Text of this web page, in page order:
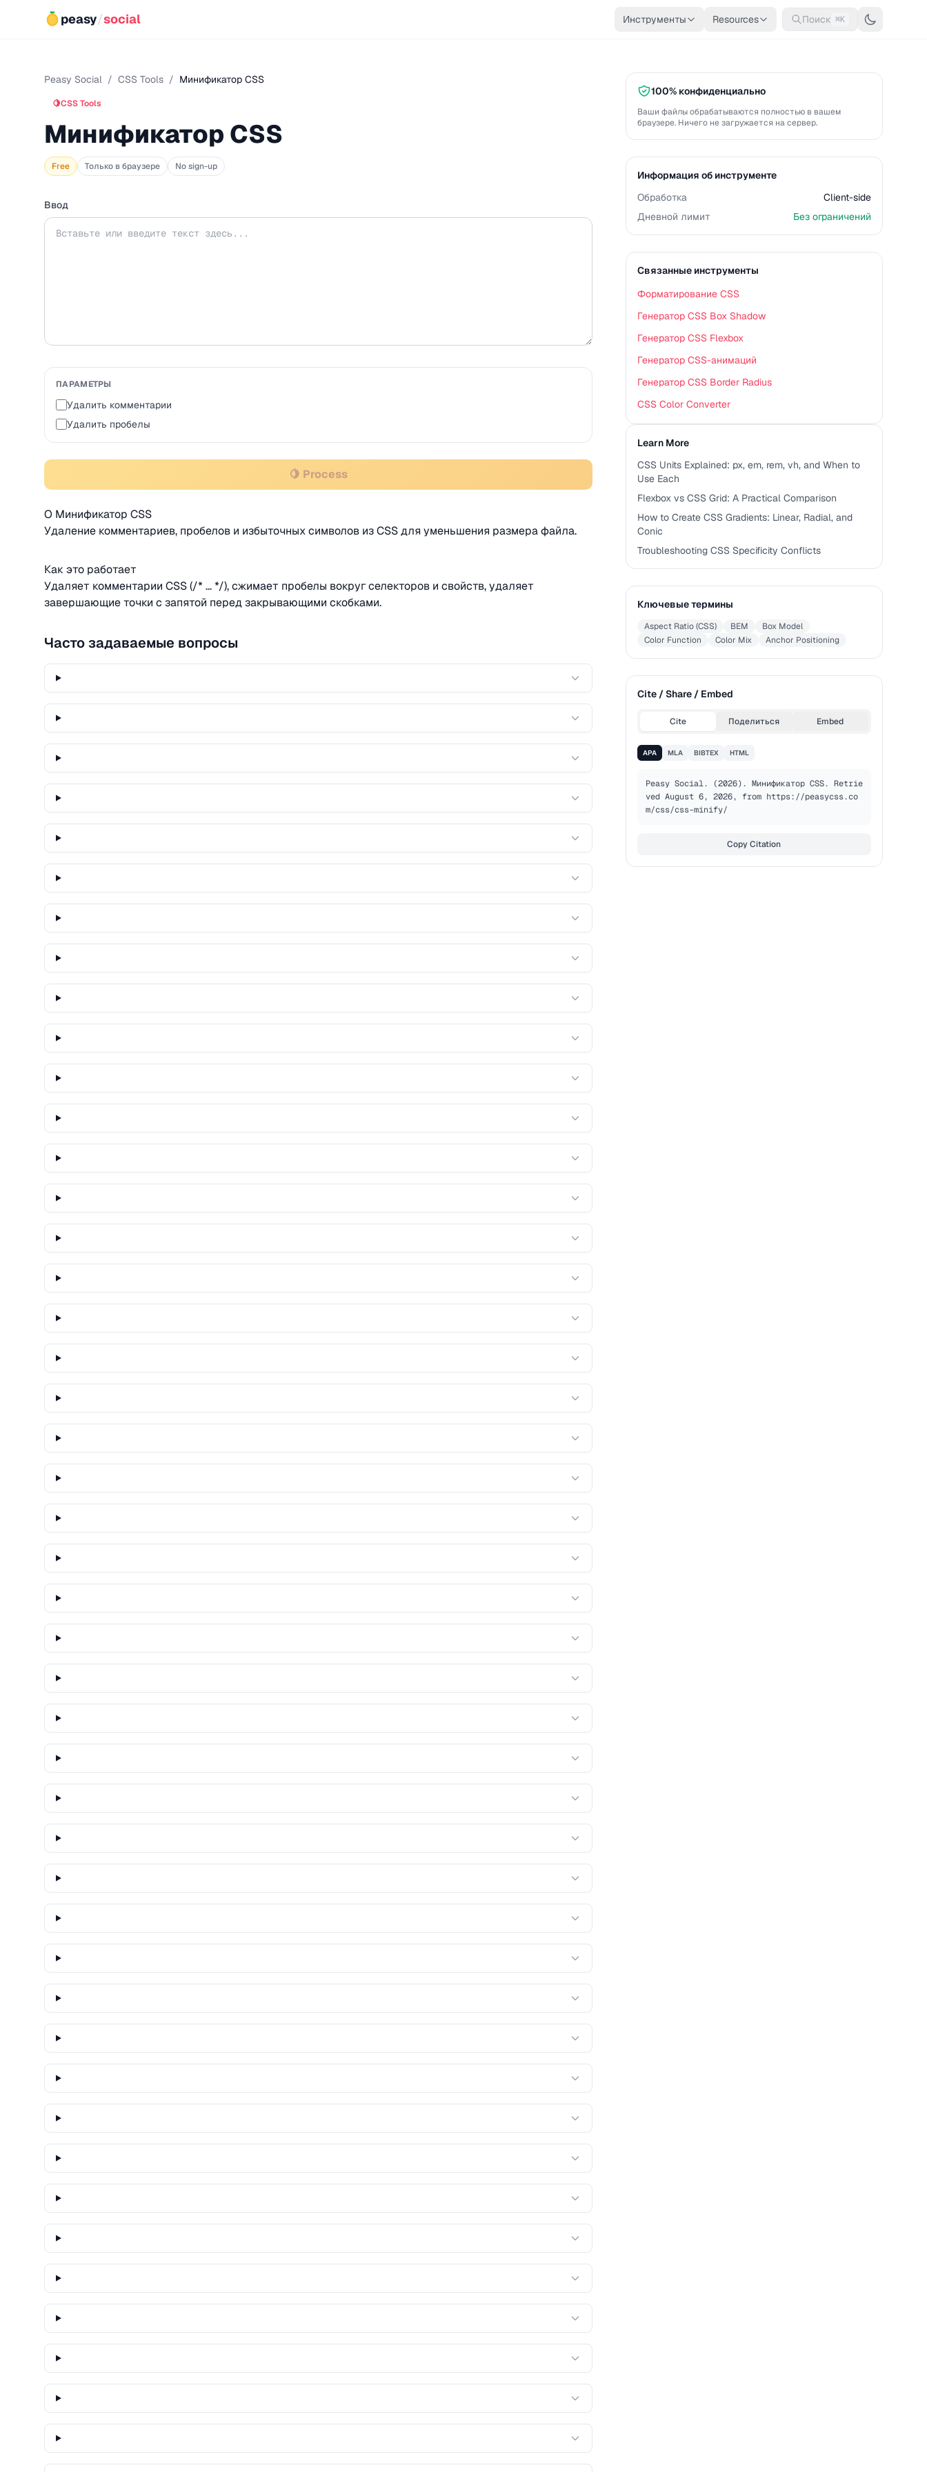
peasy/social Инструменты Resources Поиск ⌘K
Peasy Social / CSS Tools / Минификатор CSS
🍋CSS Tools
Минификатор CSS
Free Только в браузере No sign-up
Ввод
ПАРАМЕТРЫ
Удалить комментарии
Удалить пробелы
🍋 Process
О Минификатор CSS
Удаление комментариев, пробелов и избыточных символов из CSS для уменьшения размера файла.
Как это работает
Удаляет комментарии CSS (/* ... */), сжимает пробелы вокруг селекторов и свойств, удаляет
завершающие точки с запятой перед закрывающими скобками.
Часто задаваемые вопросы
100% конфиденциально
Ваши файлы обрабатываются полностью в вашем
браузере. Ничего не загружается на сервер.
Информация об инструменте
Обработка
Client-side
Дневной лимит
Без ограничений
Связанные инструменты
Форматирование CSS
Генератор CSS Box Shadow
Генератор CSS Flexbox
Генератор CSS-анимаций
Генератор CSS Border Radius
CSS Color Converter
Learn More
CSS Units Explained: px, em, rem, vh, and When to
Use Each
Flexbox vs CSS Grid: A Practical Comparison
How to Create CSS Gradients: Linear, Radial, and
Conic
Troubleshooting CSS Specificity Conflicts
Ключевые термины
Aspect Ratio (CSS) BEM
Box Model
Color Function
Color Mix Anchor Positioning
Cite / Share / Embed
Cite Поделиться Embed
APA MLA BIBTEX HTML
Peasy Social. (2026). Минификатор CSS. Retrie
ved August 6, 2026, from https://peasycss.co
m/css/css-minify/
Copy Citation